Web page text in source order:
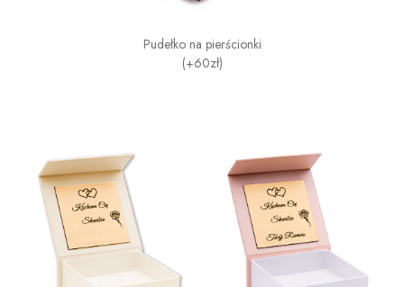
Pudełko na pierścionki
(+60zł)